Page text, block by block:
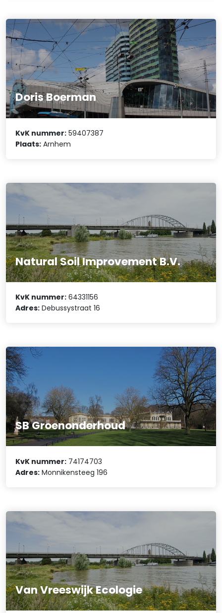
Doris Boerman
KvK nummer: 59407387
Plaats: Arnhem
Natural Soil Improvement B.V.
KvK nummer: 64331156
Adres: Debussystraat 16
SB Groenonderhoud
KvK nummer: 74174703
Adres: Monnikensteeg 196
Van Vreeswijk Ecologie